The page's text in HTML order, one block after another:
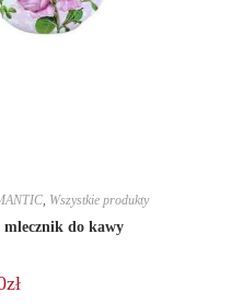
, Wszystkie produkty
mlecznik do kawy
zł